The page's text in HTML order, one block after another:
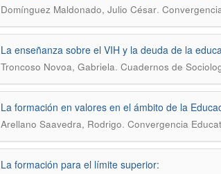
Domínguez Maldonado, Julio César.
La enseñanza sobre el VIH y la deuda de la
Troncoso Novoa, Gabriela. Cuadernos de
La formación en valores en el ámbito de la
Arellano Saavedra, Rodrigo. Convergencia
La formación para el límite superior: